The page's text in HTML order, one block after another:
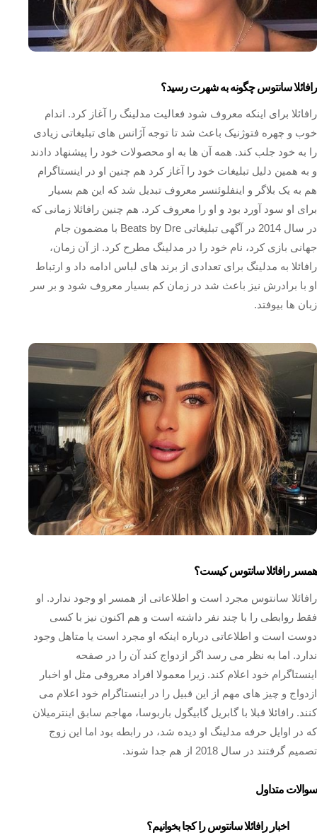
رافائلا سانتوس چگونه به شهرت رسید؟
رافائلا برای اینکه معروف شود فعالیت مدلینگ را آغاز کرد. اندام
خوب و چهره فتوژنیک باعث شد تا توجه آژانس های تبلیغاتی زیادی
را به خود جلب کند. همه آن ها به او محصولات خود را پیشنهاد دادند
و به همین دلیل تبلیغات خود را آغاز کرد هم چنین او در اینستاگرام
هم به یک بلاگر و اینفلوئنسر معروف تبدیل شد که این هم بسیار
برای او سود آورد بود و او را معروف کرد. هم چنین رافائلا زمانی که
در سال 2014 در آگهی تبلیغاتی Beats by Dre با مضمون جام
جهانی بازی کرد، نام خود را در مدلینگ مطرح کرد. از آن زمان،
رافائلا به مدلینگ برای تعدادی از برند های لباس ادامه داد و ارتباط
او با برادرش نیز باعث شد در زمان کم بسیار معروف شود و بر سر
زبان ها بیوفتد.
همسر رافائلا سانتوس کیست؟
رافائلا سانتوس مجرد است و اطلاعاتی از همسر او وجود ندارد. او
فقط روابطی را با چند نفر داشته است و هم اکنون نیز با کسی
دوست است و اطلاعاتی درباره اینکه او مجرد است یا متاهل وجود
ندارد. اما به نظر می رسد اگر ازدواج کند آن را در صفحه
اینستاگرام خود اعلام کند. زیرا معمولا افراد معروفی مثل او اخبار
ازدواج و چیز های مهم از این قبیل را در اینستاگرام خود اعلام می
کنند. رافائلا قبلا با گابریل گابیگول باربوسا، مهاجم سابق اینترمیلان
که در اوایل حرفه مدلینگ او دیده شد، در رابطه بود اما این زوج
تصمیم گرفتند در سال 2018 از هم جدا شوند.
سوالات متداول
اخبار رافائلا سانتوس را کجا بخوانیم؟